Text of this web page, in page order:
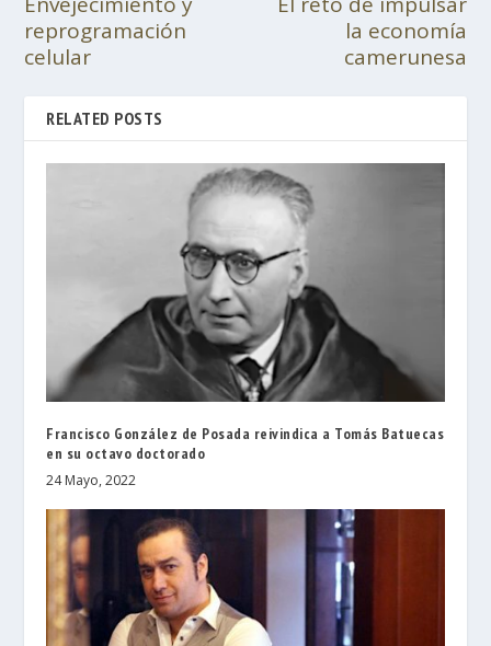
reprogramación
celular
la economía
camerunesa
RELATED POSTS
Francisco González de Posada reivindica a Tomás Batuecas
en su octavo doctorado
24 Mayo, 2022